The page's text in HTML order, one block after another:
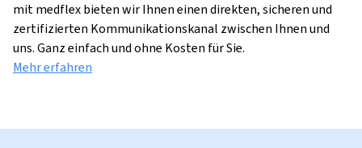
mit medflex bieten wir Ihnen einen direkten, sicheren und
zertifizierten Kommunikationskanal zwischen Ihnen und
uns. Ganz einfach und ohne Kosten für Sie.
Mehr erfahren